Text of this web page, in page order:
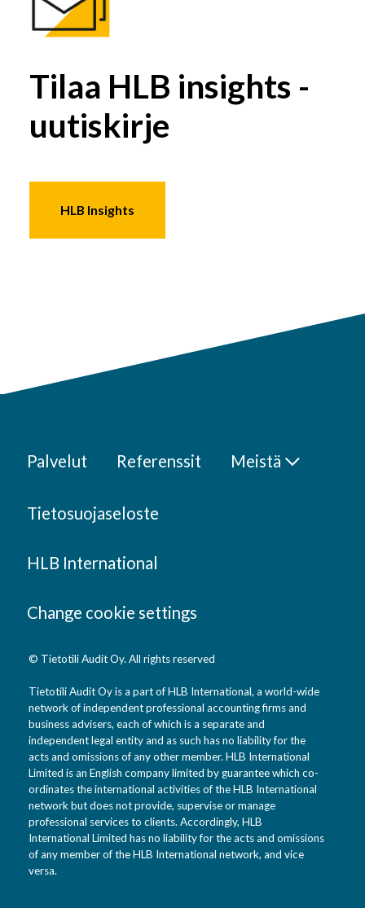
Tilaa HLB insights -
uutiskirje
HLB Insights
Palvelut Referenssit Meistä
Tietosuojaseloste
HLB International
Change cookie settings
© Tietotili Audit Oy. All rights reserved
Tietotili Audit Oy is a part of HLB International, a world-wide
network of independent professional accounting firms and
business advisers, each of which is a separate and
independent legal entity and as such has no liability for the
acts and omissions of any other member. HLB International
Limited is an English company limited by guarantee which co-
ordinates the international activities of the HLB International
network but does not provide, supervise or manage
professional services to clients. Accordingly, HLB
International Limited has no liability for the acts and omissions
of any member of the HLB International network, and vice
versa.